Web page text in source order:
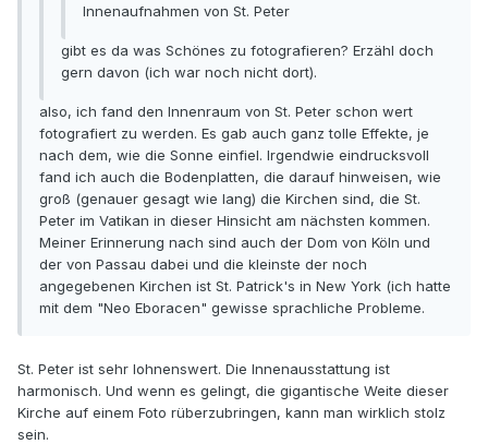
Innenaufnahmen von St. Peter
gibt es da was Schönes zu fotografieren? Erzähl doch
gern davon (ich war noch nicht dort).
also, ich fand den Innenraum von St. Peter schon wert
fotografiert zu werden. Es gab auch ganz tolle Effekte, je
nach dem, wie die Sonne einfiel. Irgendwie eindrucksvoll
fand ich auch die Bodenplatten, die darauf hinweisen, wie
groß (genauer gesagt wie lang) die Kirchen sind, die St.
Peter im Vatikan in dieser Hinsicht am nächsten kommen.
Meiner Erinnerung nach sind auch der Dom von Köln und
der von Passau dabei und die kleinste der noch
angegebenen Kirchen ist St. Patrick's in New York (ich hatte
mit dem "Neo Eboracen" gewisse sprachliche Probleme.
St. Peter ist sehr lohnenswert. Die Innenausstattung ist
harmonisch. Und wenn es gelingt, die gigantische Weite dieser
Kirche auf einem Foto rüberzubringen, kann man wirklich stolz
sein.